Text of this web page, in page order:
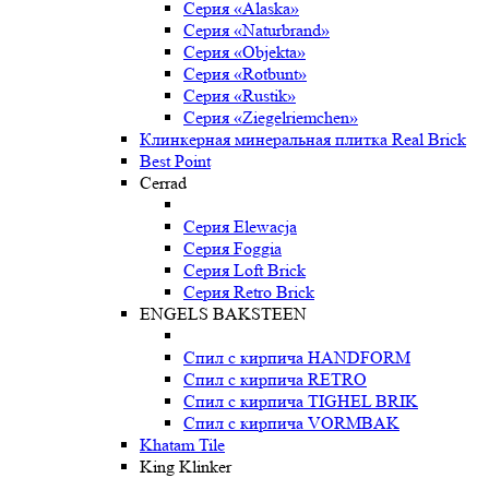
Серия «Alaska»
Серия «Naturbrand»
Серия «Objekta»
Серия «Rotbunt»
Серия «Rustik»
Серия «Ziegelriemchen»
Клинкерная минеральная плитка Real Brick
Best Point
Cerrad
Серия Elewacja
Серия Foggia
Серия Loft Brick
Серия Retro Brick
ENGELS BAKSTEEN
Спил с кирпича HANDFORM
Спил с кирпича RETRO
Спил с кирпича TIGHEL BRIK
Спил с кирпича VORMBAK
Khatam Tile
King Klinker